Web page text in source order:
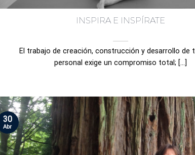
INSPIRA E INSPÍRATE
El trabajo de creación, construcción y desarrollo de
personal exige un compromiso total; [...]
30
Abr